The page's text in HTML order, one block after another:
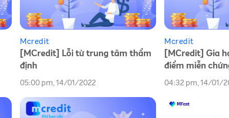
Mcredit
[MCredit] Lỗi từ trung tâm thẩm
định
05:00 pm, 14/01/2022
Mcredit
[MCredit] Gia
điểm miễn
04:32 pm, 14/01/